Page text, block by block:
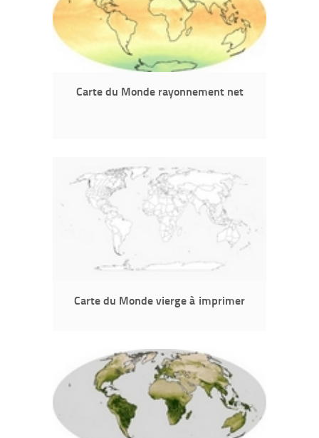
Carte du Monde rayonnement net
Carte du Monde vierge à imprimer